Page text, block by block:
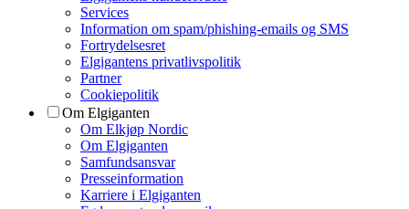
Services
Information om spam/phishing-emails og SMS
Fortrydelsesret
Elgigantens privatlivspolitik
Partner
Cookiepolitik
Om Elgiganten
Om Elkjøp Nordic
Om Elgiganten
Samfundsansvar
Presseinformation
Karriere i Elgiganten